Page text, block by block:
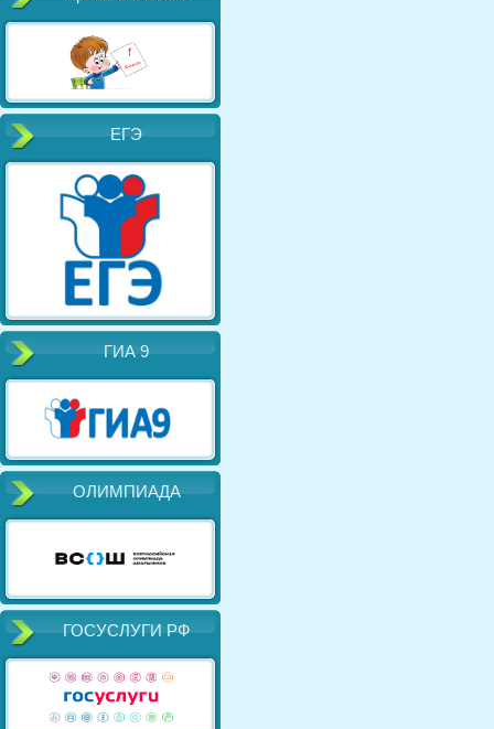
ЕГЭ
ГИА 9
ОЛИМПИАДА
ГОСУСЛУГИ РФ